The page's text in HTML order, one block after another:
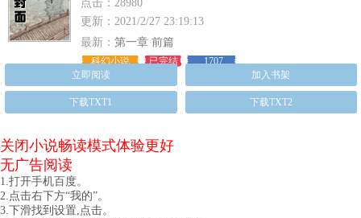
点击：28980
更新：2021/2/27 23:19:13
最新： 第一章 前篇
科幻小说 已完结
1707
立即阅读
加入书架
下载TXT1 下载TXT2
关闭小说畅读模式体验更好
无广告阅读
1.打开手机百度。
2.点击右下方“我的”。
3.下滑找到设置,点击。